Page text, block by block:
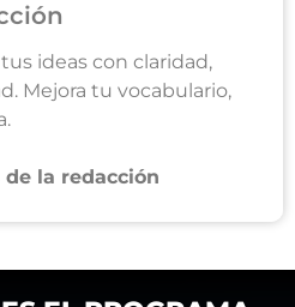
ideas con claridad,
Mejora tu vocabulario,
la redacción